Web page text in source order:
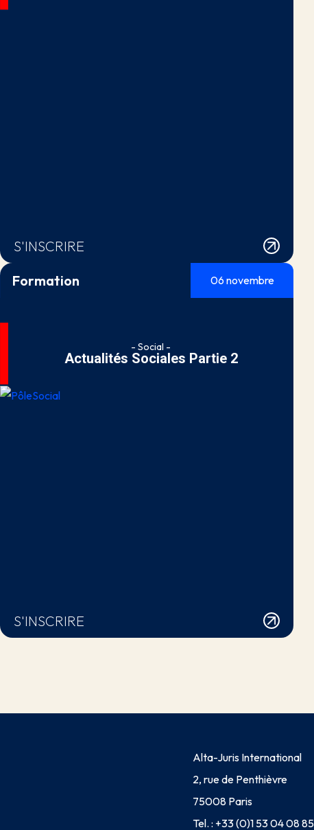
S'INSCRIRE
Formation 06 novembre
- Social -
Actualités Sociales Partie 2
S'INSCRIRE
Alta-Juris International
2, rue de Penthièvre
75008 Paris
Tel. : +33 (0)1 53 04 08 85